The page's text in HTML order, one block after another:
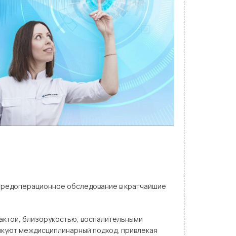
обследование в кратчайшие
близорукостью, воспалительными
междисциплинарный подход, привлекая